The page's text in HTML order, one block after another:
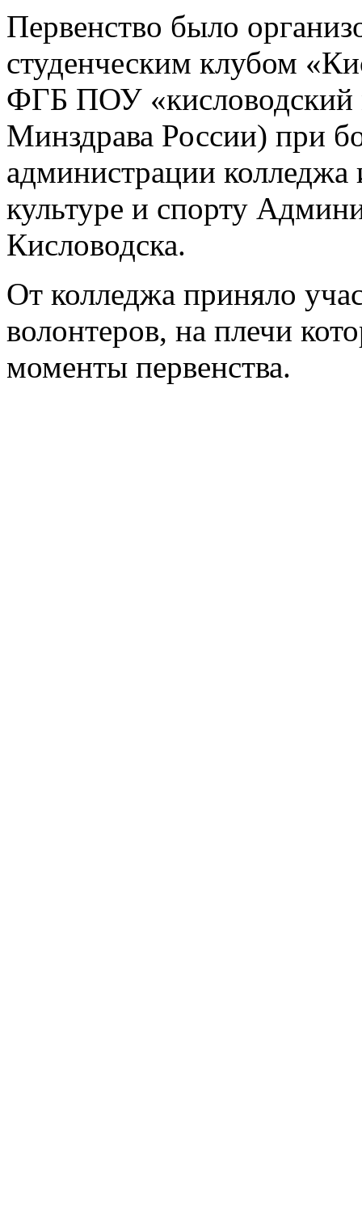
Первенство было
студенческим клубом
ФГБ ПОУ «кисловодский
Минздрава России) при
администрации колледжа
культуре и спорту
Кисловодска.
От колледжа приняло
волонтеров, на плечи
моменты первенства.